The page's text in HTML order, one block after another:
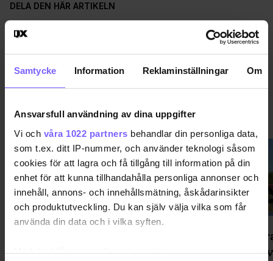
Samtycke Information Reklaminställningar Om
Ansvarsfull användning av dina uppgifter
Vi och våra 1022 partners behandlar din personliga data,
som t.ex. ditt IP-nummer, och använder teknologi såsom
cookies för att lagra och få tillgång till information på din
enhet för att kunna tillhandahålla personliga annonser och
innehåll, annons- och innehållsmätning, åskådarinsikter
och produktutveckling. Du kan själv välja vilka som får
använda din data och i vilka syften.
Med din tillåtelse skulle vi även vilja:
DELA DEN HÄR ARTIKELN
NYHETER VISA MER NYHETER
föreställning om pup play gästar
Ett
för att